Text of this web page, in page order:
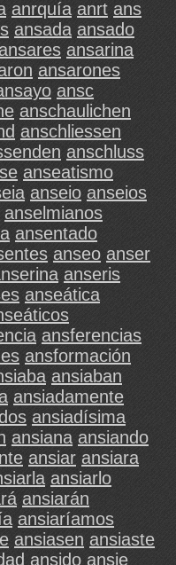
anrquía anrt ans
ansada ansado
ansarina
ansarones
ansc
anschaulichen
anschliessen
anschluss
anseatismo
anseio anseios
anselmianos
ansentado
anseo anser
anseris
anseática
ansferencias
ansformación
ansiaban
ansiadamente
ansiadísima
ansiana ansiando
ansiar ansiara
ansiarlo
ansiarán
ansiaríamos
ansiasen ansiaste
ansido ansie